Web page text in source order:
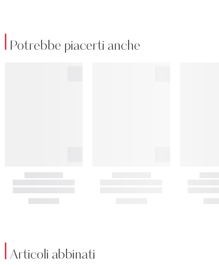
Potrebbe piacerti anche
Articoli abbinati